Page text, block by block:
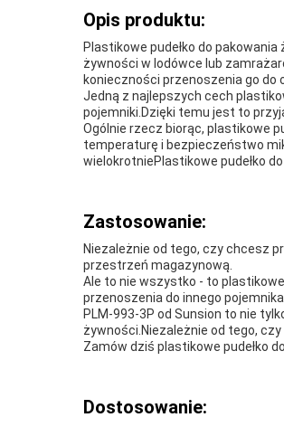
Opis produktu:
Plastikowe pudełko do
żywności w lodówce lub
konieczności przenoszenia go do
Jedną z najlepszych cech
pojemniki.Dzięki temu jest to
Ogólnie rzecz biorąc, plastikowe
temperaturę i bezpieczeństwo
wielokrotniePlastikowe pudełko
Zastosowanie:
Niezależnie od tego, czy chcesz
przestrzeń magazynową.
Ale to nie wszystko - to
przenoszenia do innego
PLM-993-3P od Sunsion to nie
żywności.Niezależnie od tego,
Zamów dziś plastikowe pudełko
Dostosowanie: